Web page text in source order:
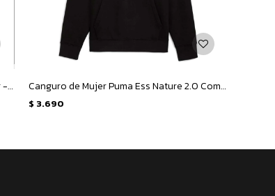
Canguro de Hombre Puma Sport Hoodie Tr - Negro - Blanco Canguro de Mujer Puma Ess Nature 2.0 Comfort Hoodie - Negro
$ 3.690